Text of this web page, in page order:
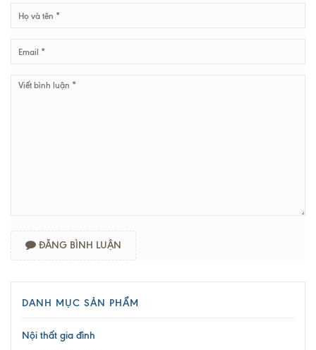
ĐĂNG BÌNH LUẬN
DANH MỤC SẢN PHẨM
Nội thất gia đình